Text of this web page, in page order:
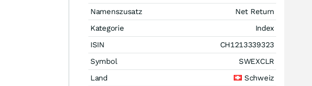
Namenszusatz
Net Return
Kategorie
Index
ISIN
CH1213339323
Symbol
SWEXCLR
Land
Schweiz